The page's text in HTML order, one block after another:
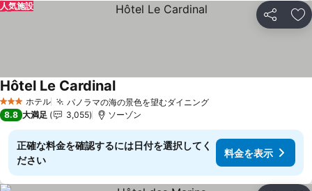
シェア お
人気施設
3 ホテルのランク
ホテル パノラマの海の景色を望むダイニング
Hôtel Le Cardinal
8.8 大満足 3,055 ソーゾン
正確な料金を確認するには日付を選択してく
ださい
料金を表示